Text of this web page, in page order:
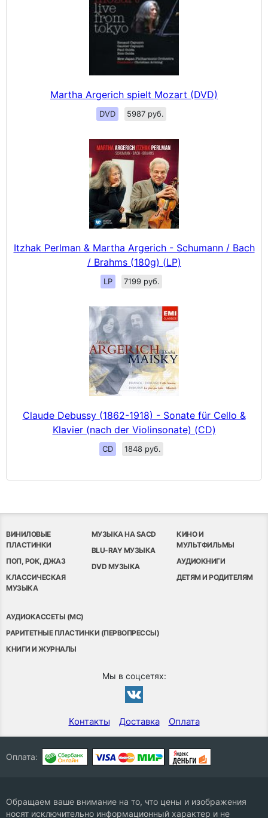
Martha Argerich spielt Mozart (DVD)
DVD 5987 руб.
Itzhak Perlman & Martha Argerich - Schumann / Bach
/ Brahms (180g) (LP)
LP 7199 руб.
Claude Debussy (1862-1918) - Sonate für Cello &
Klavier (nach der Violinsonate) (CD)
CD 1848 руб.
ВИНИЛОВЫЕ
ПЛАСТИНКИ
ПОП, РОК, ДЖАЗ
КЛАССИЧЕСКАЯ
МУЗЫКА
МУЗЫКА НА SACD
BLU-RAY МУЗЫКА
DVD МУЗЫКА
КИНО И
МУЛЬТФИЛЬМЫ
АУДИОКНИГИ
ДЕТЯМ И РОДИТЕЛЯМ
АУДИОКАССЕТЫ (MC)
РАРИТЕТНЫЕ ПЛАСТИНКИ (ПЕРВОПРЕССЫ)
КНИГИ И ЖУРНАЛЫ
Мы в соцсетях:
Контакты Доставка Оплата
Оплата:
Обращаем ваше внимание на то, что цены и изображения
носят исключительно информационный характер и не